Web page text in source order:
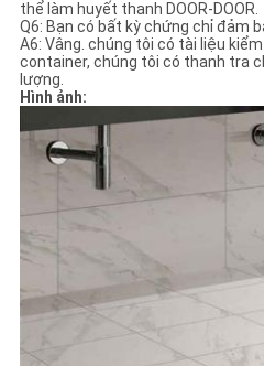
thể làm huyết thanh DOOR-DOOR.
Q6: Bạn có bất kỳ chứng chỉ đảm
A6: Vâng. chúng tôi có tài liệu
container, chúng tôi có thanh tra
lượng.
Hình ảnh: